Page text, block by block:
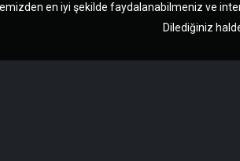
en iyi şekilde faydalanabilmeniz ve
Dilediğiniz